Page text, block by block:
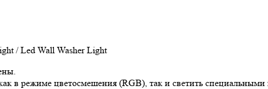
/ Led Wall Washer Light
в режиме цветосмешения (RGB), так и светить